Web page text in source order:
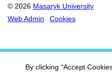
© 2026 Masaryk University
Web Admin
Cookies
By clicking “Accept